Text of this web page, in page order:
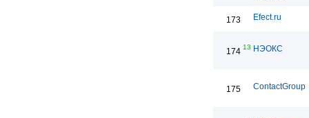
173 Efect.ru
174 13 НЭОКС
175 ContactGroup